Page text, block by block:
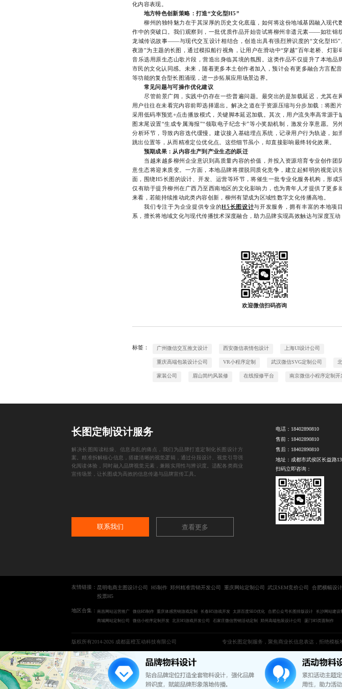
化内容表现。
地方特色创新策略：打造“文化型H5”
柳州的独特魅力在于其深厚的历史文化底蕴，如何将这份地域基因融入现代
作中的突破口。我们观察到，一批优质作品开始尝试将柳州非遗元素——如壮锦
龙城传说故事——与现代交互设计相结合，创造出具有强烈辨识度的“文化型H5”
夜游”为主题的长图，通过模拟船行视角，让用户在滑动中“穿越”百年老桥、灯影
音乐选用原生态山歌片段，营造出身临其境的氛围。这类作品不仅提升了本地品
市民的文化认同感。未来，随着更多本土创作者加入，预计会有更多融合方言配
等功能的复合型长图涌现，进一步拓展应用场景边界。
常见问题与可操作优化建议
尽管前景广阔，实践中仍存在一些普遍问题。最突出的是加载延迟，尤其在网
用户往往在未看完内容前即选择退出。解决之道在于资源压缩与分步加载：将图
采用低码率预览+点击播放模式，关键脚本延迟加载。其次，用户流失率高常源于
图末尾设置“生成专属海报”“领取电子纪念卡”等小奖励机制，激发分享意愿。另
分析环节，导致内容迭代缓慢。建议接入基础埋点系统，记录用户行为轨迹，如
跳出位置等，从而精准定位优化点。这些细节虽小，却直接影响最终转化效果。
预期成果：从内容生产到产业生态的跃迁
当越来越多柳州企业意识到高质量内容的价值，并投入资源培育专业创作团
意生态将迎来质变。一方面，本地品牌将摆脱同质化竞争，建立起鲜明的视觉识
面，围绕H5长图的设计、开发、运营等环节，将催生一批专业化服务机构，形成
仅有助于提升柳州在广西乃至西南地区的文化影响力，也为青年人才提供了更多
来看，若能持续推动此类内容创新，柳州有望成为区域性数字文化传播高地。
我们专注于为企业提供专业的H5长图设计与开发服务，拥有丰富的本地项
系，擅长将地域文化与现代传播技术深度融合，助力品牌实现高效触达与深度互
欢迎微信扫码咨询
标签： 广州微信交互推文设计 西安微信表情包设计 上海UI设计公司
重庆高端包装设计公司 VR小程序定制 武汉微信SVG定制公司
家装公司 眉山简约风装修 在线报修平台 南京微信小程序定制开
长图定制设计服务
解决长图阅读枯燥、信息杂乱的痛点，我们为品牌打造定制化长图设计方
案。精准拆解核心信息，搭建清晰的视觉逻辑，通过分段设计、视觉引导强
化阅读体验，同时融入品牌视觉元素，兼顾实用性与辨识度。适配各类商业
宣传场景，让长图成为高效的信息传递与品牌宣传工具。
联系我们 查看更多
电话： 18402890810
售前： 18402890810
售后： 18402890810
地址：成都市武侯区长益路13
扫码立即咨询：
友情链接： 昆明电商主图设计公司 H5制作 郑州精准营销开发公司 重庆网站定制公司 武汉SEM竞价公司 合肥横幅设
投票H5
地区合集： 南昌网站运营推广 微信H5制作 重庆体感营销游戏定制 长春H5游戏开发 太原百度SEO优化 合肥公众号长图排版设计 长沙网站建设
商城网站定制公司
微信小程序定制开发 北京H5游戏开发公司 石家庄微信营销活动定制 郑州高端包装设计公司 厦门H5页面制作
版权所有2014-2026 成都蓝橙互动科技有限公司 专业长图定制服务，聚焦商业长信息表达，拒绝模板